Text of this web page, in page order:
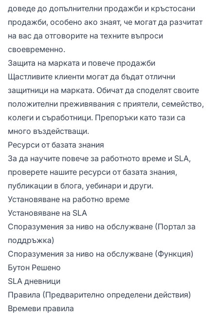
доведе до допълнителни продажби и кръстосани
продажби, особено ако знаят, че могат да разчитат
на вас да отговорите на техните въпроси
своевременно.
Защита на марката и повече продажби
Щастливите клиенти могат да бъдат отлични
защитници на марката. Обичат да споделят своите
положителни преживявания с приятели, семейство,
колеги и съработници. Препоръки като тази са
много въздействащи.
Ресурси от базата знания
За да научите повече за работното време и SLA,
проверете нашите ресурси от базата знания,
публикации в блога, уебинари и други.
Установяване на работно време
Установяване на SLA
Споразумения за ниво на обслужване (Портал за
поддръжка)
Споразумения за ниво на обслужване (Функция)
Бутон Решено
SLA дневници
Правила (Предварително определени действия)
Времеви правила